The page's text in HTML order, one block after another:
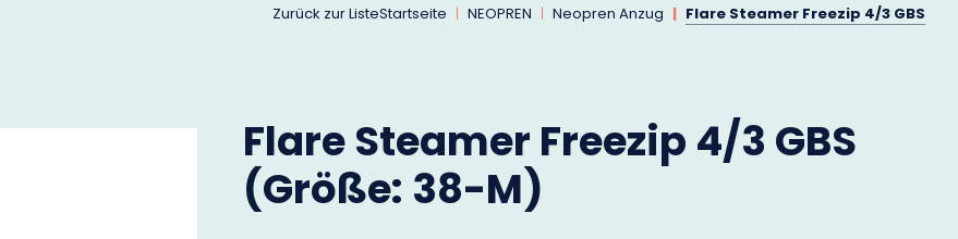
Zurück zur ListeStartseite NEOPREN Neopren Anzug Flare Steamer Freezip 4/3 GBS
Flare Steamer Freezip 4/3 GBS
(Größe: 38-M)